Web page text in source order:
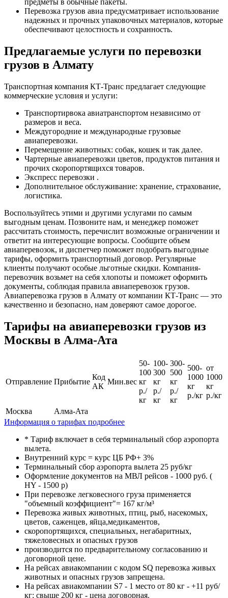
предметы в обычные пакеты.
Перевозка грузов авиа предусматривает использование
надежных и прочных упаковочных материалов, которые
обеспечивают целостность и сохранность.
Предлагаемые услуги по перевозки
грузов в Алмату
Транспортная компания КТ-Транс предлагает следующие
коммерческие условия и услуги:
Транспортирвока авиатранспортом независимо от
размеров и веса.
Междугородние и международные грузовые
авиаперевозки.
Перемещение животных: собак, кошек и так далее.
Чартерные авиаперевозки цветов, продуктов питания и
прочих скоропортящихся товаров.
Экспресс перевозки .
Дополнительное обслуживание: хранение, страхование,
логистика.
Воспользуйтесь этими и другими услугами по самым
выгодным ценам. Позвоните нам, и менеджер поможет
рассчитать стоимость, перечислит возможные ограничении и
ответит на интересующие вопросы. Сообщите объем
авиаперевозок, и диспетчер поможет подобрать выгодные
тарифы, оформить транспортный договор. Регулярные
клиенты получают особые льготные скидки. Компания-
перевозчик возьмет на себя хлопоты и поможет оформить
документы, соблюдая правила авиаперевозок грузов.
Авиаперевозка грузов в Алмату от компании КТ-Транс — это
качественно и безопасно, нам доверяют самое дорогое.
Тарифы на авиаперевозки грузов из
Москвы в Алма-Ата
Отправление Прибытие
Код
АК
Мин.вес
50-
100
кг
р./
кг
100-
300
кг
р./
кг
300-
500
кг
р./
кг
500-
1000
кг
р./кг
от
1000
кг
р./кг
Москва
Алма-Ата
Информация о тарифах подробнее
* Тариф включает в себя терминальный сбор аэропорта
вылета.
Внутренний курс = курс ЦБ РФ+ 3%
Терминальный сбор аэропорта вылета 25 руб/кг
Оформление документов на МВЛ рейсов - 1000 руб. (
HY - 1500 р)
При перевозке легковесного груза применяется
"объемный коэффициент"= 167 кг/м³
Перевозка живых животных, птиц, рыб, насекомых,
цветов, саженцев, яйца,медикаментов,
скоропортящихся, специальных, негабаритных,
тяжеловесных и опасных грузов
производится по предварительному согласованию и
договорной цене.
На рейсах авиакомпании с кодом SQ перевозка живых
животных и опасных грузов запрещена.
На рейсах авиакомпании S7 - 1 место от 80 кг - +11 руб/
кг; свыше 200 кг - цена договорная.